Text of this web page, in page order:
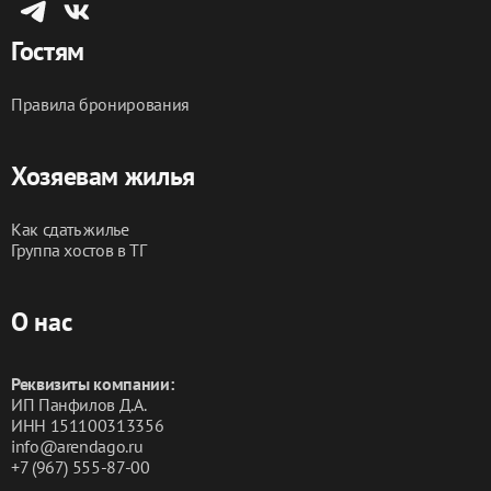
Гостям
Правила бронирования
Хозяевам жилья
Как сдать жилье
Группа хостов в ТГ
О нас
Реквизиты компании:
ИП Панфилов Д.А.
ИНН 151100313356
info@arendago.ru
+7 (967) 555-87-00